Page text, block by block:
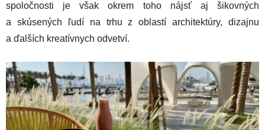
spoločnosti je však okrem toho nájsť aj šikovných
a skúsených ľudí na trhu z oblastí architektúry, dizajnu
a ďalších kreatívnych odvetví.